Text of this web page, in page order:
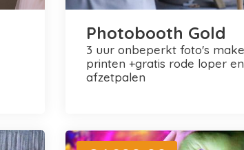
Photobooth Gold
3 uur onbeperkt foto's maken en
printen +gratis rode loper en
afzetpalen